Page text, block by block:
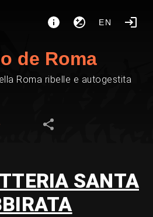
EN
de Roma
Roma ribelle e autogestita
SANTA